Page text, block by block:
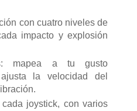
con cuatro niveles de
impacto y explosión
mapea a tu gusto
la velocidad del
cada joystick, con varios